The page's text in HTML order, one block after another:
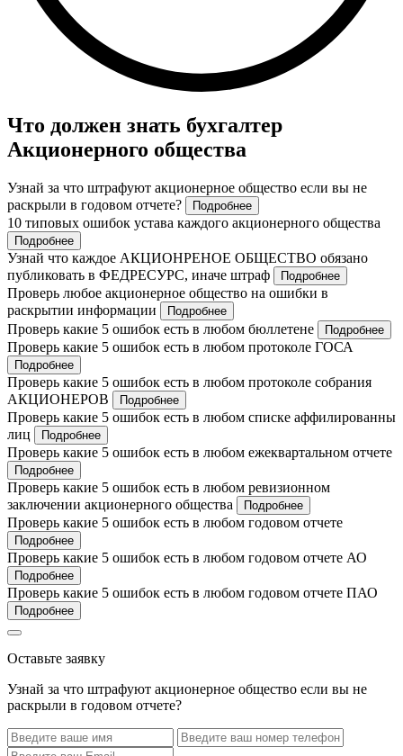
Что должен знать бухгалтер
Акционерного общества
Узнай за что штрафуют акционерное общество если вы не
раскрыли в годовом отчете?
Подробнее
10 типовых ошибок устава каждого акционерного общества
Подробнее
Узнай что каждое АКЦИОНРЕНОЕ ОБЩЕСТВО обязано
публиковать в ФЕДРЕСУРС, иначе штраф
Подробнее
Проверь любое акционерное общество на ошибки в
раскрытии информации
Подробнее
Проверь какие 5 ошибок есть в любом бюллетене Подробнее
Проверь какие 5 ошибок есть в любом протоколе ГОСА
Подробнее
Проверь какие 5 ошибок есть в любом протоколе собрания
АКЦИОНЕРОВ
Подробнее
Проверь какие 5 ошибок есть в любом списке аффилированны
лиц
Подробнее
Проверь какие 5 ошибок есть в любом ежеквартальном отчете
Подробнее
Проверь какие 5 ошибок есть в любом ревизионном
заключении акционерного общества
Подробнее
Проверь какие 5 ошибок есть в любом годовом отчете
Подробнее
Проверь какие 5 ошибок есть в любом годовом отчете АО
Подробнее
Проверь какие 5 ошибок есть в любом годовом отчете ПАО
Подробнее
Оставьте заявку
Узнай за что штрафуют акционерное общество если вы не
раскрыли в годовом отчете?